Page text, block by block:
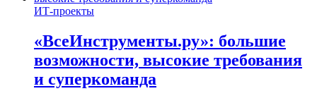
ИТ-проекты
«ВсеИнструменты.ру»: большие
возможности, высокие требования
и суперкоманда